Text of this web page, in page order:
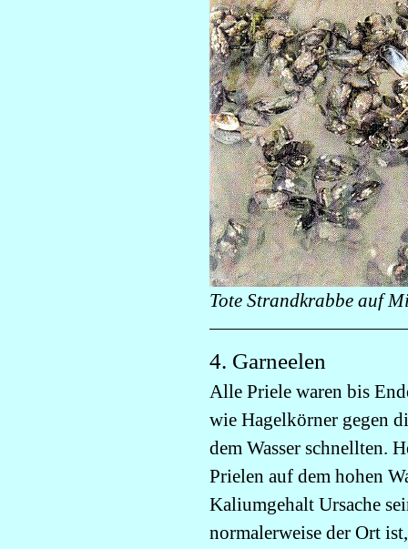
Tote Strandkrabbe auf
4. Garneelen
Alle Priele waren bis
wie Hagelkörner gegen
dem Wasser schnellten.
Prielen auf dem hohen
Kaliumgehalt Ursache
normalerweise der Ort